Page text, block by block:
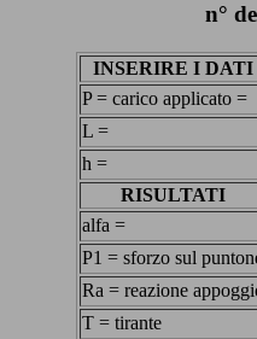
n°
INSERIRE I DATI
P = carico applicato =
L =
h =
RISULTATI
alfa =
P1 = sforzo sul
Ra = reazione
T = tirante